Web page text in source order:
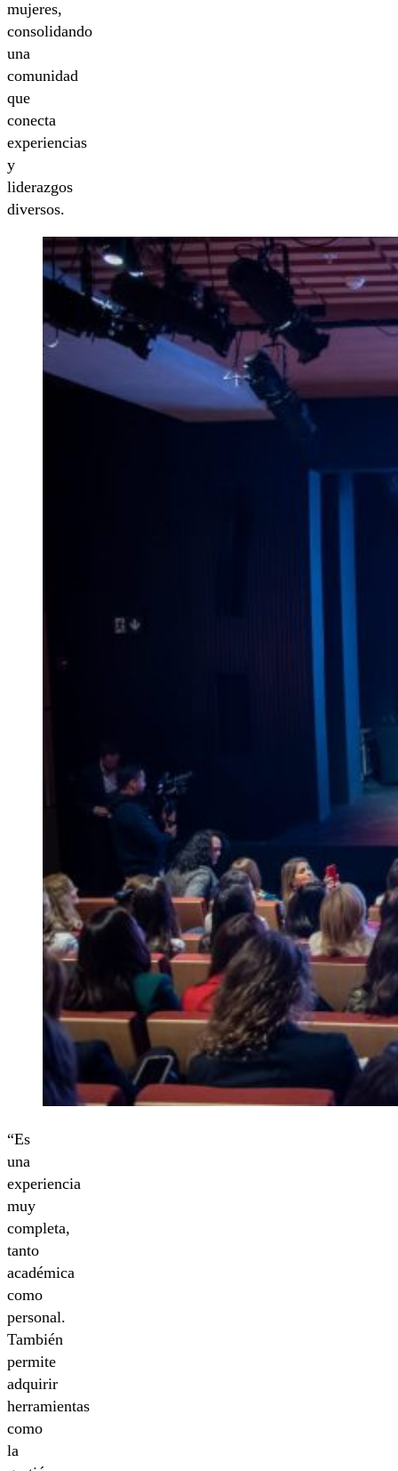
mujeres,
consolidando
una
comunidad
que
conecta
experiencias
y
liderazgos
diversos.
“Es
una
experiencia
muy
completa,
tanto
académica
como
personal.
También
permite
adquirir
herramientas
como
la